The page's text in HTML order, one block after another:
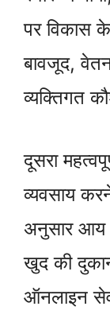
पर विकास
बावजूद,
व्यक्तिगत
दूसरा
व्यवसाय
अनुसार आय
खुद की
ऑनलाइन